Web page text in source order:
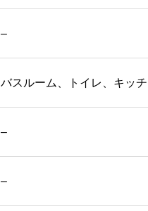
–
バスルーム、トイレ、キッ
–
–